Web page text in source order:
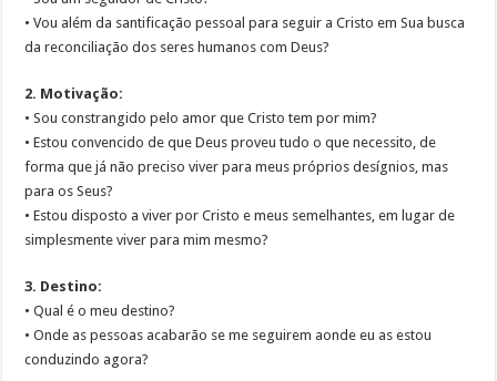
• Vou além da santificação pessoal para seguir a Cristo em Sua busca
da reconciliação dos seres humanos com Deus?
2. Motivação:
• Sou constrangido pelo amor que Cristo tem por mim?
• Estou convencido de que Deus proveu tudo o que necessito, de
forma que já não preciso viver para meus próprios desígnios, mas
para os Seus?
• Estou disposto a viver por Cristo e meus semelhantes, em lugar de
simplesmente viver para mim mesmo?
3. Destino:
• Qual é o meu destino?
• Onde as pessoas acabarão se me seguirem aonde eu as estou
conduzindo agora?